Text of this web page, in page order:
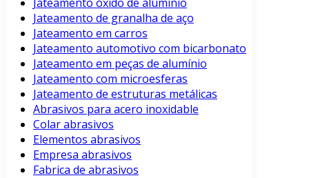
Jateamento de granalha de aço
Jateamento em carros
Jateamento automotivo com bicarbonato
Jateamento em peças de alumínio
Jateamento com microesferas
Jateamento de estruturas metálicas
Abrasivos para acero inoxidable
Colar abrasivos
Elementos abrasivos
Empresa abrasivos
Fabrica de abrasivos